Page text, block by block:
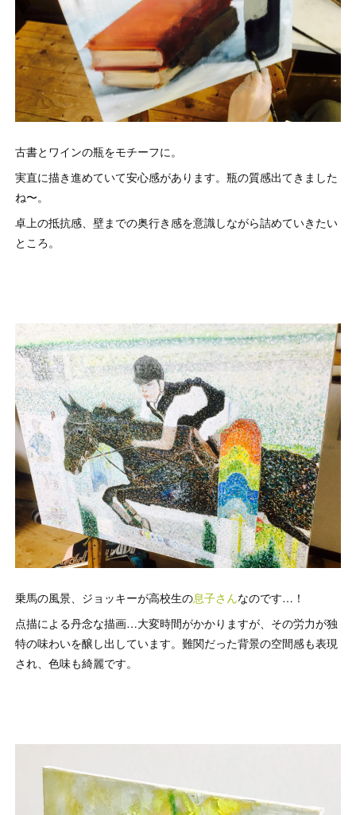
古書とワインの瓶をモチーフに。
実直に描き進めていて安心感があります。瓶の質感出てきました
ね〜。
卓上の抵抗感、壁までの奥行き感を意識しながら詰めていきたい
ところ。
乗馬の風景、ジョッキーが高校生の息子さんなのです…！
点描による丹念な描画…大変時間がかかりますが、その労力が独
特の味わいを醸し出しています。難関だった背景の空間感も表現
され、色味も綺麗です。